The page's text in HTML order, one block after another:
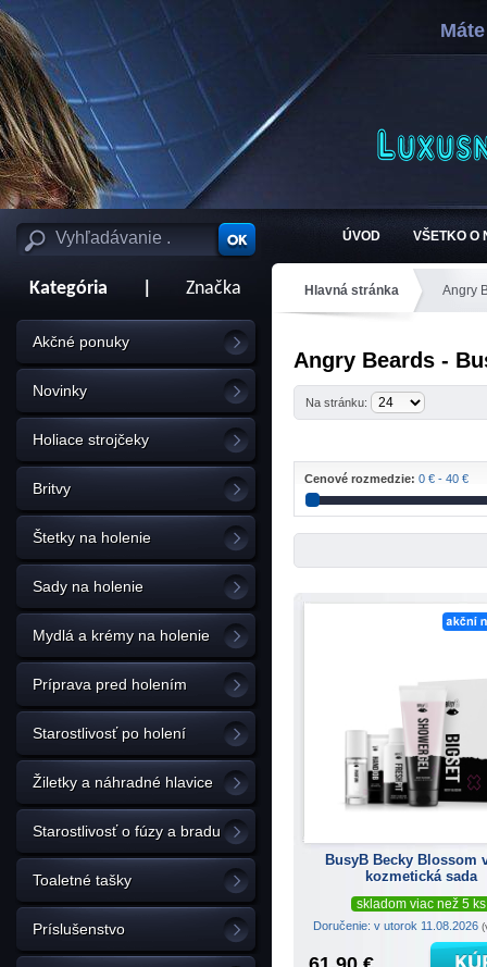
ÚVOD VŠETKO O
Kategória Značka
Akčné ponuky
Novinky
Holiace strojčeky
Britvy
Štetky na holenie
Sady na holenie
Mydlá a krémy na holenie
Príprava pred holením
Starostlivosť po holení
Žiletky a náhradné hlavice
Starostlivosť o fúzy a bradu
Toaletné tašky
Príslušenstvo
Hlavná stránka Angry
Angry Beards -
Na stránku:
Cenové rozmedzie: 0 € - 40 €
BusyB Becky Blossom
kozmetická sada
skladom viac než 5 ks
Doručenie: v utorok 11.08.2026